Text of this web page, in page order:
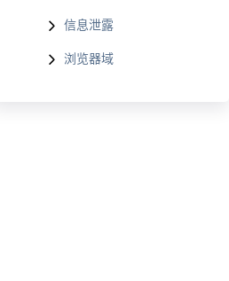
信息泄露
浏览器域